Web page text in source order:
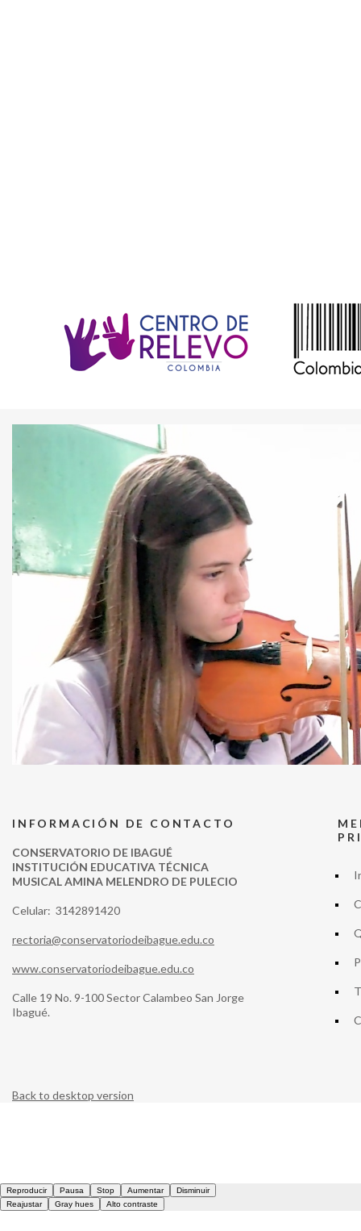
INFORMACIÓN DE CONTACTO
CONSERVATORIO DE IBAGUÉ
INSTITUCIÓN EDUCATIVA TÉCNICA
MUSICAL AMINA MELENDRO DE PULECIO
Celular: 3142891420
rectoria@conservatoriodeibague.edu.co
www.conservatoriodeibague.edu.co
Calle 19 No. 9-100 Sector Calambeo San Jorge
Ibagué.
Back to desktop version